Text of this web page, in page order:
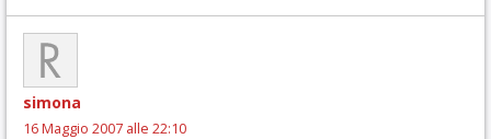
simona
16 Maggio 2007 alle 22:10